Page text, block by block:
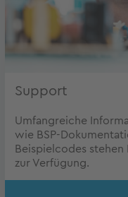
Support
Umfangreiche
wie BSP-
Beispielcodes
zur Verfügung.